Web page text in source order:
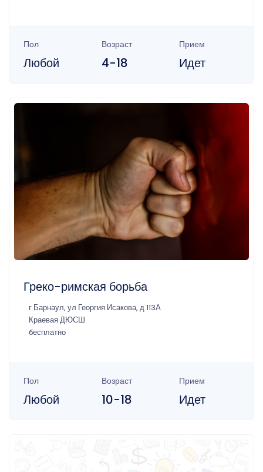
Пол
Любой
Возраст
4-18
Прием
Идет
Греко-римская борьба
г Барнаул, ул Георгия Исакова, д 113А
Краевая ДЮСШ
бесплатно
Пол
Любой
Возраст
10-18
Прием
Идет